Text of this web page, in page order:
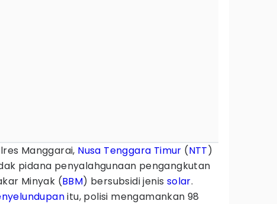
Manggarai, Nusa Tenggara Timur (NTT)
pidana penyalahgunaan pengangkutan
Minyak (BBM) bersubsidi jenis solar.
itu, polisi mengamankan 98